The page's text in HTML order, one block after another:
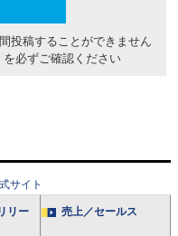
投稿することができません
を必ずご確認ください
サイト
リー
売上／セールス